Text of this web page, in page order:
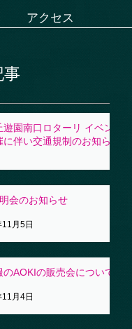
アクセス
遊園南口ロターリ イベン
に伴い交通規制のお知ら
会のお知らせ
月5日
のAOKIの販売会について
月4日